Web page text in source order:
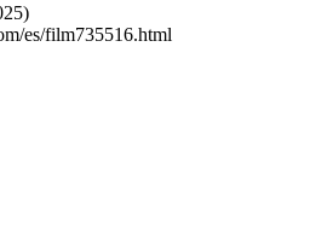
es/film735516.html